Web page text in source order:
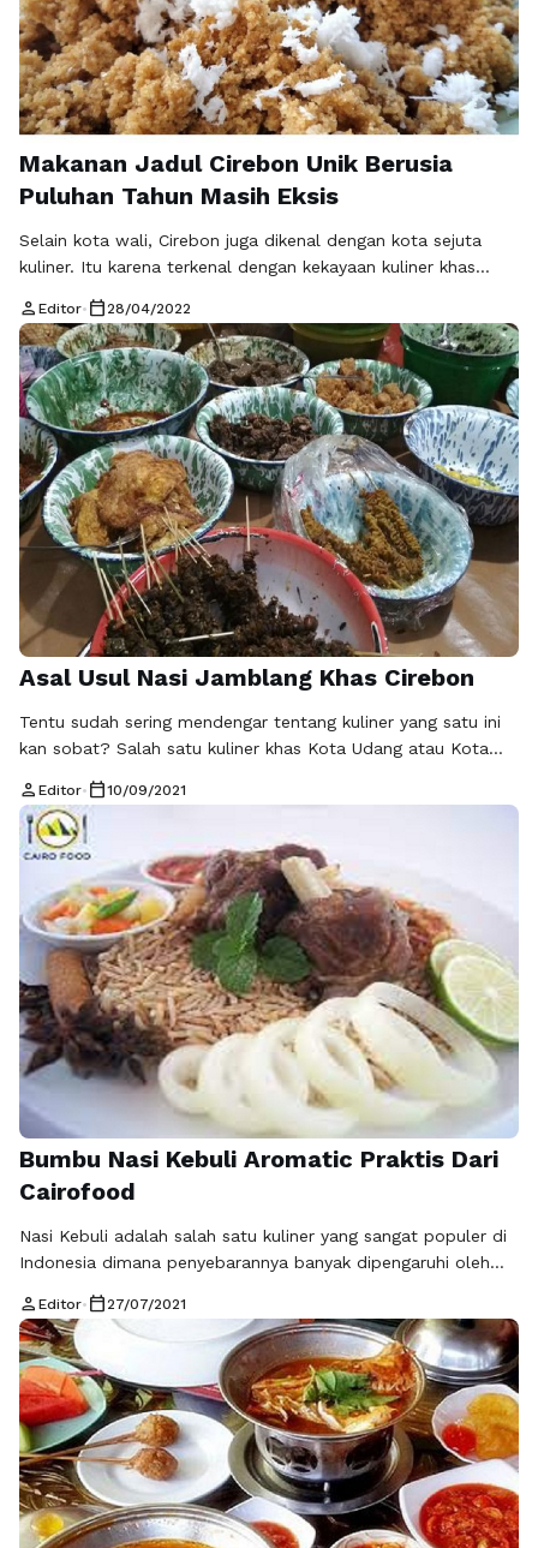
Makanan Jadul Cirebon Unik Berusia
Puluhan Tahun Masih Eksis
Selain kota wali, Cirebon juga dikenal dengan kota sejuta
kuliner. Itu karena terkenal dengan kekayaan kuliner khas
kelestarian makanan khas zaman dahulu alias jadul. Sehingga
hingga kini kuliner khas Cirebon atau makanan jadul masih
bisa ditemukan dan dinikmati. Jika ditelisik, maka makanan
jadul atau kuliner khas Cirebon cukup banyak dan masih
digandrungi masyarakat hingga saat ini, karena cita …Baca
Selengkapnya
person Editor• calendar_today 28/04/2022
Asal Usul Nasi Jamblang Khas Cirebon
Tentu sudah sering mendengar tentang kuliner yang satu ini
kan sobat? Salah satu kuliner khas Kota Udang atau Kota
dengan cara penyajiannya yang cukup sederhana dan unik
semakin menambah selera. Makanan khas Cirebon ini memiliki
ciri khas tersendiri yaitu dengan nasi yang dibungkus
mengugunakan daun jati. …Baca Selengkapnya
person Editor• calendar_today10/09/2021
Bumbu Nasi Kebuli Aromatic Praktis Dari
Cairofood
Nasi Kebuli adalah salah satu kuliner yang sangat populer di
Indonesia dimana penyebarannya banyak dipengaruhi oleh
satu ini dibuat dengan banyak perpaduan dari berbagai
macam rempah serta kaldu daging kambing maupun sapi
Dan selai itu ditambahkan beberapa bahan masakan lain
sehingga semakin memiliki banyak cita rasa. Namun
sayangnya …Baca Selengkapnya
person Editor• calendar_today 27/07/2021